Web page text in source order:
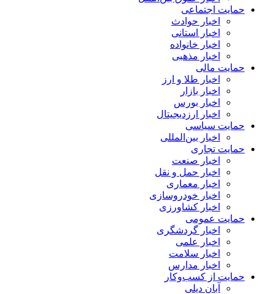
حمایت اجتماعی
اخبار حوادث
اخبار استانی
اخبار خانواده
اخبار مذهبی
حمایت مالی
اخبار طلا و ارز
اخبار بازار
اخبار بورس
اخبار ارزدیجیتال
حمایت سیاسی
اخبار بین‌المللی
حمایت تجاری
اخبار صنعت
اخبار حمل و نقل
اخبار معماری
اخبار خودروسازی
اخبار کشاورزی
حمایت عمومی
اخبار گردشگری
اخبار علمی
اخبار سلامت
اخبار مدارس
حمایت از کسب‌وکار
آبان دیلی